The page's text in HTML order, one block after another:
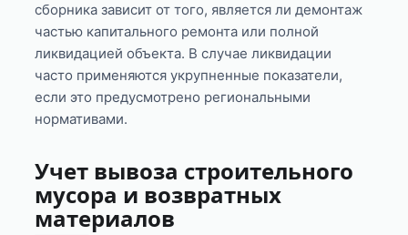
сборника зависит от того, является ли демонтаж
частью капитального ремонта или полной
ликвидацией объекта. В случае ликвидации
часто применяются укрупненные показатели,
если это предусмотрено региональными
нормативами.
Учет вывоза строительного
мусора и возвратных
материалов